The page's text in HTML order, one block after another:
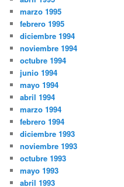
marzo 1995
febrero 1995
diciembre 1994
noviembre 1994
octubre 1994
junio 1994
mayo 1994
abril 1994
marzo 1994
febrero 1994
diciembre 1993
noviembre 1993
octubre 1993
mayo 1993
abril 1993